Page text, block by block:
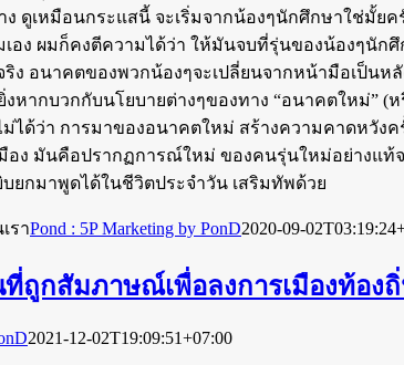
ดูเหมือนกระแสนี้ จะเริ่มจากน้องๆนักศึกษาใช่มั้ยค
อง ผมก็คงตีความได้ว่า ให้มันจบที่รุ่นของน้องๆนักศึ
อนาคตของพวกน้องๆจะเปลี่ยนจากหน้ามือเป็นหลั
งหากบวกกับนโยบายต่างๆของทาง “อนาคตใหม่” (
ม่ได้ว่า การมาของอนาคตใหม่ สร้างความคาดห
ง มันคือปรากฏการณ์ใหม่ ของคนรุ่นใหม่อย่างแท้
ยกมาพูดได้ในชีวิตประจำวัน เสริมทัพด้วย
ราPond : 5P Marketing by PonD2020-09-
ที่ถูกสัมภาษณ์เพื่อลงการเมืองท้อ
2021-12-02T19:09:51+07:00